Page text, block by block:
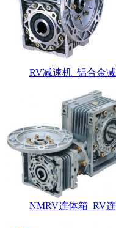
RV减速机_铝合金
NMRV连体箱_RV